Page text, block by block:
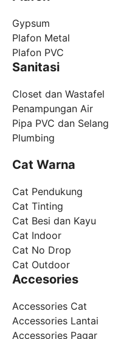
Gypsum
Plafon Metal
Plafon PVC
Sanitasi
Closet dan Wastafel
Penampungan Air
Pipa PVC dan Selang
Plumbing
Cat Warna
Cat Pendukung
Cat Tinting
Cat Besi dan Kayu
Cat Indoor
Cat No Drop
Cat Outdoor
Accesories
Accessories Cat
Accessories Lantai
Accessories Pagar